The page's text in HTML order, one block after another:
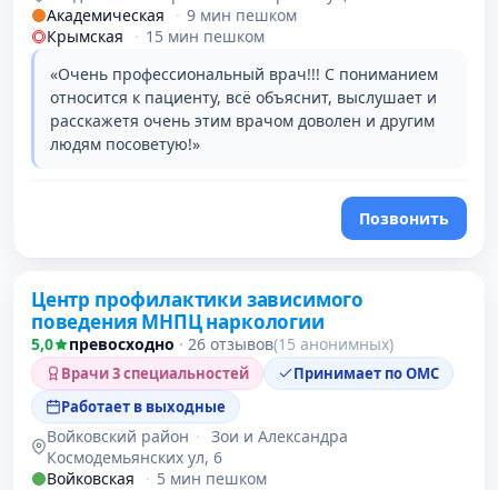
Академическая
· 9 мин пешком
Крымская
· 15 мин пешком
«Очень профессиональный врач!!! С пониманием
относится к пациенту, всё объяснит, выслушает и
расскажетя очень этим врачом доволен и другим
людям посоветую!»
Позвонить
Центр профилактики зависимого
поведения МНПЦ наркологии
5,0 превосходно · 26 отзывов(15 анонимных)
Врачи 3 специальностей
Принимает по ОМС
Работает в выходные
Войковский район · Зои и Александра
Космодемьянских ул, 6
Войковская
· 5 мин пешком